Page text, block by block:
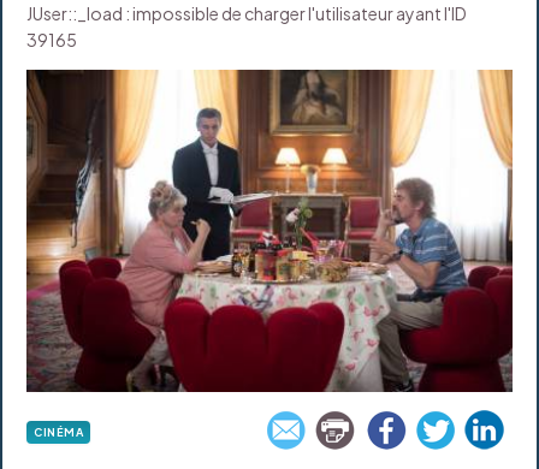
JUser::_load : impossible de charger l'utilisateur ayant l'ID
39165
CINÉMA